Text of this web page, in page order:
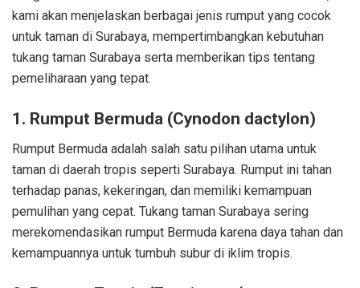
kami akan menjelaskan berbagai jenis rumput yang cocok
untuk taman di Surabaya, mempertimbangkan kebutuhan
tukang taman Surabaya serta memberikan tips tentang
pemeliharaan yang tepat.
1. Rumput Bermuda (Cynodon dactylon)
Rumput Bermuda adalah salah satu pilihan utama untuk
taman di daerah tropis seperti Surabaya. Rumput ini tahan
terhadap panas, kekeringan, dan memiliki kemampuan
pemulihan yang cepat. Tukang taman Surabaya sering
merekomendasikan rumput Bermuda karena daya tahan dan
kemampuannya untuk tumbuh subur di iklim tropis.